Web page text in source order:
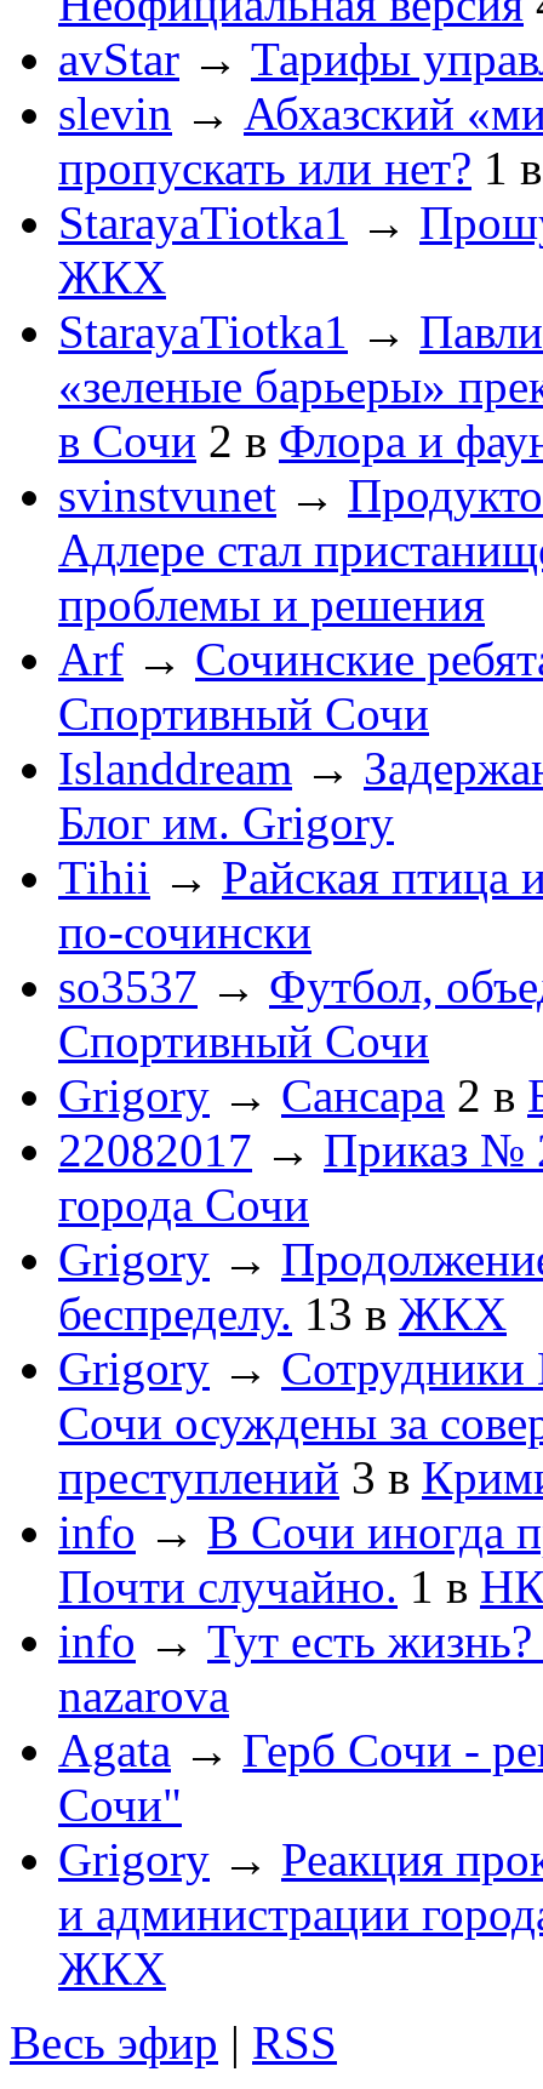
avStar → Тарифы
slevin → Абхазский
пропускать или нет? 1
StarayaTiotka1 →
ЖКХ
StarayaTiotka1 →
«зеленые барьеры»
в Сочи 2 в Флора и
svinstvunet →
Адлере стал
проблемы и решения
Arf → Сочинские
Спортивный Сочи
Islanddream →
Блог им. Grigory
Tihii → Райская птица
по-cочински
so3537 → Футбол,
Спортивный Сочи
Grigory → Сансара 2 в
22082017 → Приказ №
города Сочи
Grigory →
беспределу. 13 в ЖКХ
Grigory →
Сочи осуждены за
преступлений 3 в
info → В Сочи иногда
Почти случайно. 1 в
info → Тут есть
nazarova
Agata → Герб Сочи -
Сочи"
Grigory → Реакция
и администрации
ЖКХ
Весь эфир | RSS